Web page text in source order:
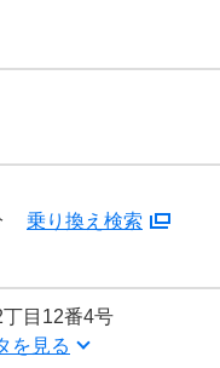
乗り換え検索
目12番4号
を見る